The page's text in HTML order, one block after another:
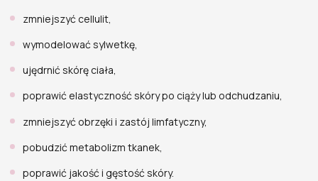
zmniejszyć cellulit,
wymodelować sylwetkę,
ujędrnić skórę ciała,
poprawić elastyczność skóry po ciąży lub odchudzaniu,
zmniejszyć obrzęki i zastój limfatyczny,
pobudzić metabolizm tkanek,
poprawić jakość i gęstość skóry.